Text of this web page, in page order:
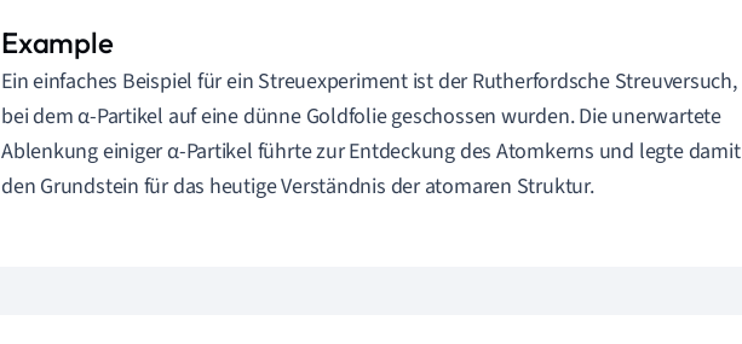
Ein einfaches Beispiel für ein Streuexperiment ist der Rutherfordsche Streuversuch,
bei dem α-Partikel auf eine dünne Goldfolie geschossen wurden. Die unerwartete
Ablenkung einiger α-Partikel führte zur Entdeckung des Atomkerns und legte damit
den Grundstein für das heutige Verständnis der atomaren Struktur.